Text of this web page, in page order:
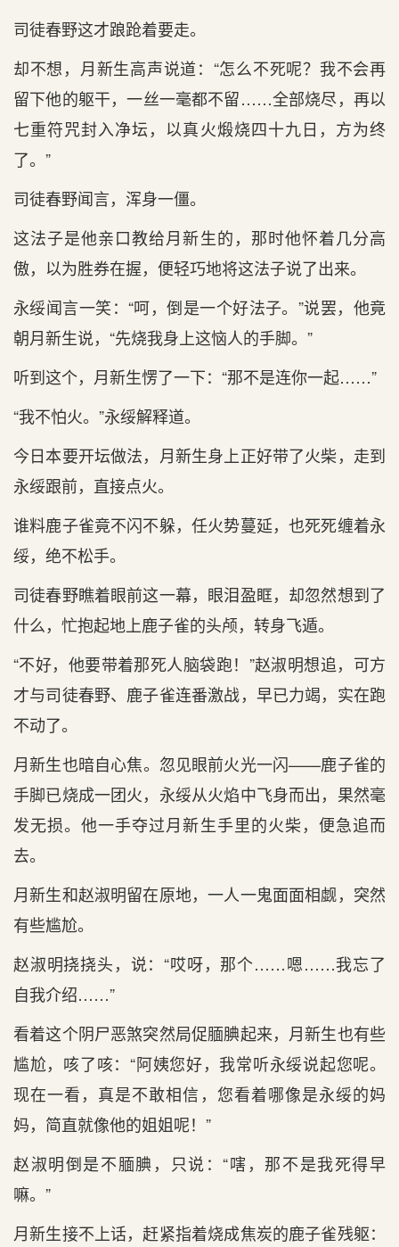
司徒春野这才踉跄着要走。
却不想，月新生高声说道：“怎么不死呢？我不会再
留下他的躯干，一丝一毫都不留……全部烧尽，再以
七重符咒封入净坛，以真火煅烧四十九日，方为终
了。”
司徒春野闻言，浑身一僵。
这法子是他亲口教给月新生的，那时他怀着几分高
傲，以为胜券在握，便轻巧地将这法子说了出来。
永绥闻言一笑：“呵，倒是一个好法子。”说罢，他竟
朝月新生说，“先烧我身上这恼人的手脚。”
听到这个，月新生愣了一下：“那不是连你一起……”
“我不怕火。”永绥解释道。
今日本要开坛做法，月新生身上正好带了火柴，走到
永绥跟前，直接点火。
谁料鹿子雀竟不闪不躲，任火势蔓延，也死死缠着永
绥，绝不松手。
司徒春野瞧着眼前这一幕，眼泪盈眶，却忽然想到了
什么，忙抱起地上鹿子雀的头颅，转身飞遁。
“不好，他要带着那死人脑袋跑！”赵淑明想追，可方
才与司徒春野、鹿子雀连番激战，早已力竭，实在跑
不动了。
月新生也暗自心焦。忽见眼前火光一闪——鹿子雀的
手脚已烧成一团火，永绥从火焰中飞身而出，果然毫
发无损。他一手夺过月新生手里的火柴，便急追而
去。
月新生和赵淑明留在原地，一人一鬼面面相觑，突然
有些尴尬。
赵淑明挠挠头，说：“哎呀，那个……嗯……我忘了
自我介绍……”
看着这个阴尸恶煞突然局促腼腆起来，月新生也有些
尴尬，咳了咳：“阿姨您好，我常听永绥说起您呢。
现在一看，真是不敢相信，您看着哪像是永绥的妈
妈，简直就像他的姐姐呢！”
赵淑明倒是不腼腆，只说：“嗐，那不是我死得早
嘛。”
月新生接不上话，赶紧指着烧成焦炭的鹿子雀残躯：